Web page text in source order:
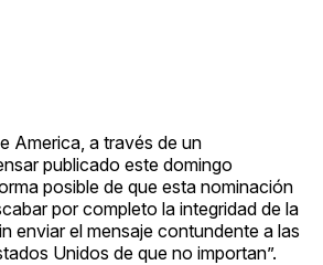
America, a través de un
publicado este domingo
posible de que esta nominación
por completo la integridad de la
enviar el mensaje contundente a las
Unidos de que no importan”.